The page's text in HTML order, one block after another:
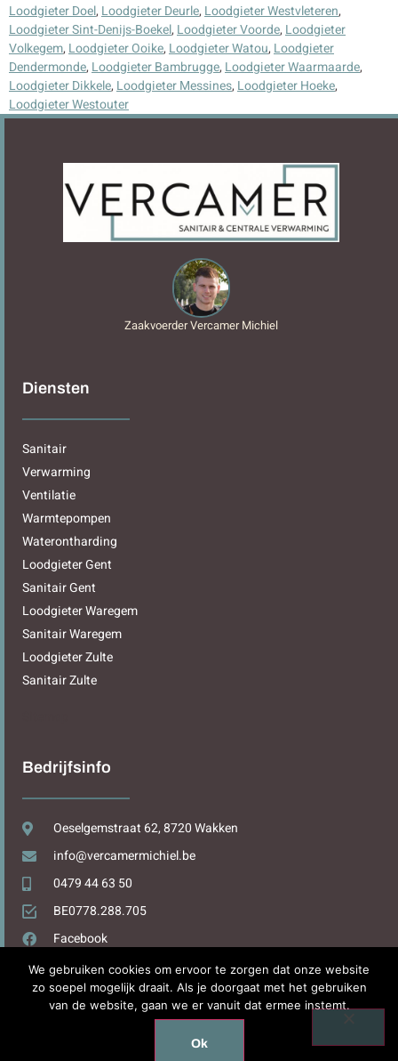
Loodgieter Doel, Loodgieter Deurle, Loodgieter Westvleteren,
Loodgieter Sint-Denijs-Boekel, Loodgieter Voorde, Loodgieter
Volkegem, Loodgieter Ooike, Loodgieter Watou, Loodgieter
Dendermonde, Loodgieter Bambrugge, Loodgieter Waarmaarde,
Loodgieter Dikkele, Loodgieter Messines, Loodgieter Hoeke,
Loodgieter Westouter
Zaakvoerder Vercamer Michiel
Diensten
Sanitair
Verwarming
Ventilatie
Warmtepompen
Waterontharding
Loodgieter Gent
Sanitair Gent
Loodgieter Waregem
Sanitair Waregem
Loodgieter Zulte
Sanitair Zulte
Bedrijfsinfo
Oeselgemstraat 62, 8720 Wakken
info@vercamermichiel.be
0479 44 63 50
BE0778.288.705
Facebook
Design byWPDesign.be
Copyright © 2025. All rights reserved.
We gebruiken cookies om ervoor te zorgen dat onze website
zo soepel mogelijk draait. Als je doorgaat met het gebruiken
van de website, gaan we er vanuit dat ermee instemt.
Ok